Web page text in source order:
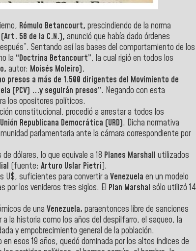
Rómulo Betancourt, prescindiendo de la norma
58 de la C.N.), anunció que había dado órdenes
Sentando así las bases del comportamiento de los
la “Doctrina Betancourt”, la cual rigió en todos los
autor: Moisés Moleiro).
presos a más de 1.500 dirigentes del Movimiento de
(PCV) ...y seguirán presos”. Negando con esta
los opositores políticos.
constitucional, procedió a arrestar a todos los
Unión Republicana Democrática (URD). Dicha normativa
parlamentaria ante la cámara correspondiente por
dólares, lo que equivale a 18 Planes Marshall utilizados
(fuente: Arturo Uslar Pietri).
U$, suficientes para convertir a Venezuela en un modelo
por los venideros tres siglos. El Plan Marshal sólo utilizó 14
de una Venezuela, paraentonces libre de sanciones
la historia como los años del despilfarro, el saqueo, la
y empobrecimiento general de la población.
esos 19 años, quedó dominada por los altos índices de